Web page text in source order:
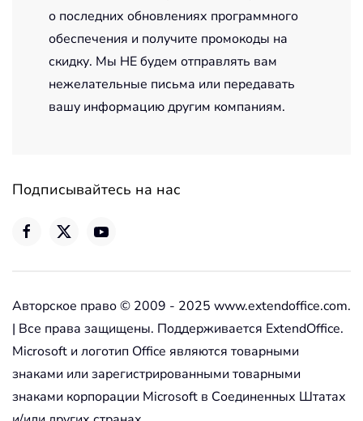
о последних обновлениях программного
обеспечения и получите промокоды на
скидку. Мы НЕ будем отправлять вам
нежелательные письма или передавать
вашу информацию другим компаниям.
Подписывайтесь на нас
Авторское право © 2009 - 2025 www.extendoffice.com.
| Все права защищены. Поддерживается ExtendOffice.
Microsoft и логотип Office являются товарными
знаками или зарегистрированными товарными
знаками корпорации Microsoft в Соединенных Штатах